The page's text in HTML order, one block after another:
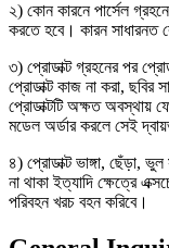
২) কোন কারনে পার্সেল
করতে হবে। কারন সাধারনত
৩) প্রোডাক্ট গ্রহনের পর
প্রোডাক্ট কাজ না করা, ছবির
প্রোডাক্টটি অক্ষত অবস্থায়
মডেল অর্ডার করলে সেই
৪) প্রোডাক্ট ভাঙ্গা, ছেঁড়া,
না থাকা ইত্যাদি ক্ষেত্রে
পরিবহন খরচ বহন করিবে।